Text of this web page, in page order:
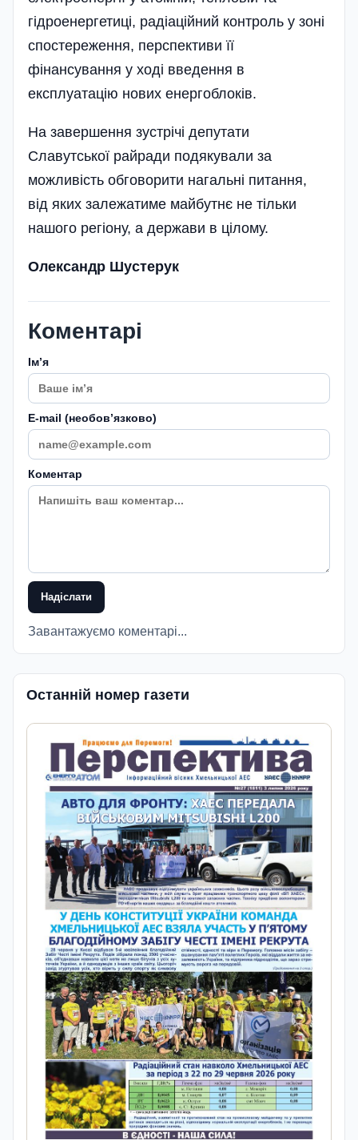
гідроенергетиці, радіаційний контроль у зоні
спостереження, перспективи її
фінансування у ході введення в
експлуатацію нових енергоблоків.
На завершення зустрічі депутати
Славутської райради подякували за
можливість обговорити нагальні питання,
від яких залежатиме майбутнє не тільки
нашого регіону, а держави в цілому.
Олександр Шустерук
Коментарі
Імʼя
E-mail (необовʼязково)
Коментар
Надіслати
Завантажуємо коментарі...
Останній номер газети